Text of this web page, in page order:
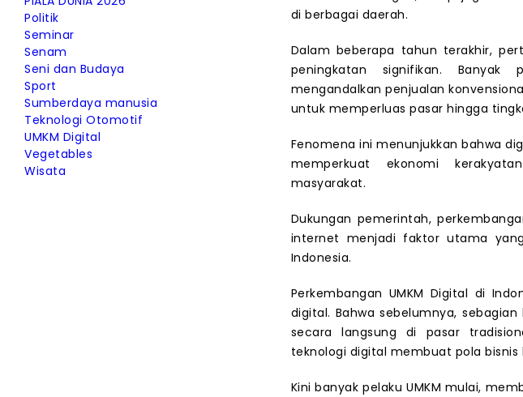
Politik
Seminar
Senam
Seni dan Budaya
Sport
Sumberdaya manusia
Teknologi Otomotif
UMKM Digital
Vegetables
Wisata
di berbagai daerah.
Dalam beberapa tahun terakhir,
peningkatan signifikan.
mengandalkan penjualan
untuk memperluas pasar hingga
Fenomena ini menunjukkan bahwa
memperkuat ekonomi
masyarakat.
Dukungan pemerintah,
internet menjadi faktor utama
Indonesia.
Perkembangan UMKM Digital di
digital. Bahwa sebelumnya,
secara langsung di pasar
teknologi digital membuat pola bisnis
Kini banyak pelaku UMKM mulai,